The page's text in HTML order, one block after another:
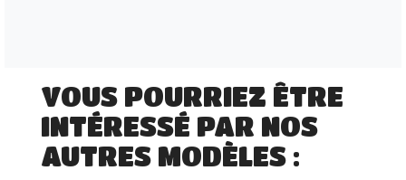
VOUS POURRIEZ ÊTRE
INTÉRESSÉ PAR NOS
AUTRES MODÈLES :